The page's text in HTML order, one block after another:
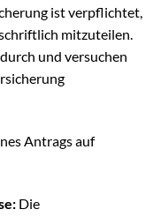
ist verpflichtet,
mitzuteilen.
und versuchen
Antrags auf
Die